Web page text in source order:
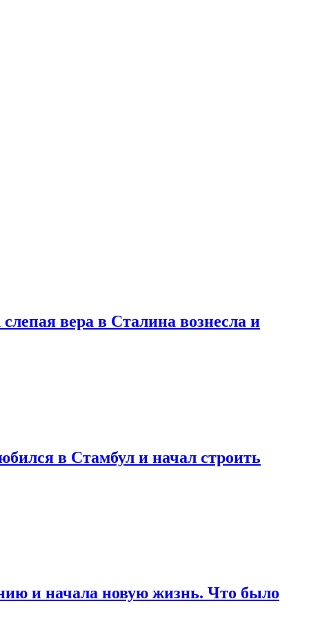
вера в Сталина вознесла и
в Стамбул и начал строить
и начала новую жизнь. Что было